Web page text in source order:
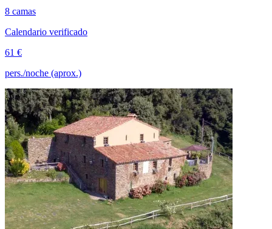
8 camas
Calendario verificado
61 €
pers./noche (aprox.)